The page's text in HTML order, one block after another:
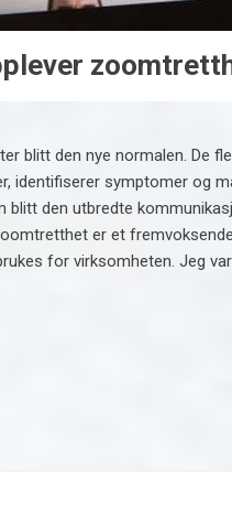
blitt den nye normalen. De
identifiserer symptomer og
blitt den utbredte
er et
for virksomheten. Jeg var